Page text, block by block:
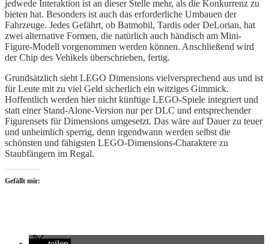
jedwede Interaktion ist an dieser Stelle mehr, als die Konkurrenz zu
bieten hat. Besonders ist auch das erforderliche Umbauen der
Fahrzeuge. Jedes Gefährt, ob Batmobil, Tardis oder DeLorian, hat
zwei alternative Formen, die natürlich auch händisch am Mini-
Figure-Modell vorgenommen werden können. Anschließend wird
der Chip des Vehikels überschrieben, fertig.
Grundsätzlich sieht LEGO Dimensions vielversprechend aus und ist
für Leute mit zu viel Geld sicherlich ein witziges Gimmick.
Hoffentlich werden hier nicht künftige LEGO-Spiele integriert und
statt einer Stand-Alone-Version nur per DLC und entsprechender
Figurensets für Dimensions umgesetzt. Das wäre auf Dauer zu teuer
und unheimlich sperrig, denn irgendwann werden selbst die
schönsten und fähigsten LEGO-Dimensions-Charaktere zu
Staubfängern im Regal.
Gefällt mir: